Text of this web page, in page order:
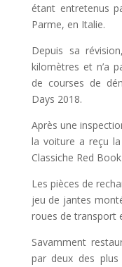
étant entretenus
Parme, en Italie.
Depuis sa
kilomètres et n’a
de courses de
Days 2018.
Après une
la voiture a reçu
Classiche Red
Les pièces de
jeu de jantes
roues de transport
Savamment
par deux des